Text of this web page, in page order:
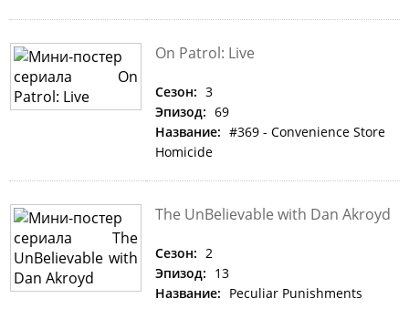
On Patrol: Live
Сезон: 3
Эпизод: 69
Название: #369 - Convenience Store
Homicide
The UnBelievable with Dan Akroyd
Сезон: 2
Эпизод: 13
Название: Peculiar Punishments